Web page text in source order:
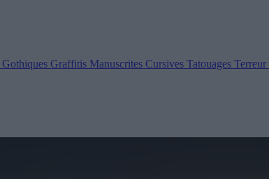
Gothiques Graffitis Manuscrites Cursives Tatouages Terreur